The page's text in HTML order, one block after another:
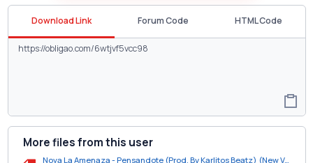
Download Link Forum Code HTML Code
More files from this user
Nova La Amenaza - Pensandote (Prod. By Karlitos Beatz) (New Version).mp3